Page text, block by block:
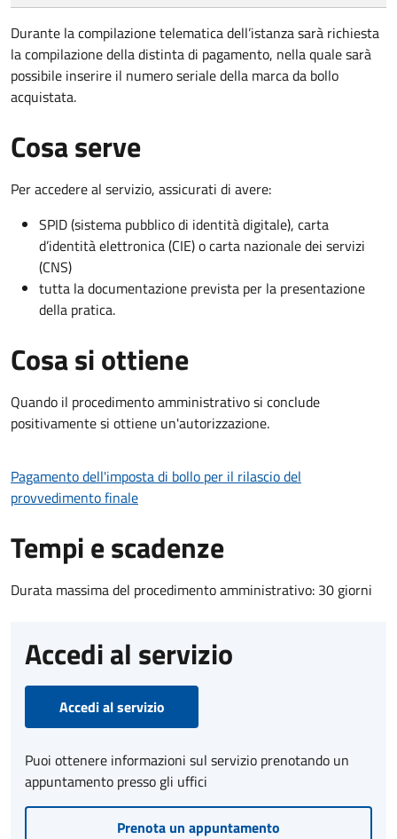
Durante la compilazione telematica dell’istanza sarà richiesta
la compilazione della distinta di pagamento, nella quale sarà
possibile inserire il numero seriale della marca da bollo
acquistata.
Cosa serve
Per accedere al servizio, assicurati di avere:
SPID (sistema pubblico di identità digitale), carta
d’identità elettronica (CIE) o carta nazionale dei servizi
(CNS)
tutta la documentazione prevista per la presentazione
della pratica.
Cosa si ottiene
Quando il procedimento amministrativo si conclude
positivamente si ottiene un'autorizzazione.
Pagamento dell'imposta di bollo per il rilascio del
provvedimento finale
Tempi e scadenze
Durata massima del procedimento amministrativo: 30 giorni
Accedi al servizio
Accedi al servizio
Puoi ottenere informazioni sul servizio prenotando un
appuntamento presso gli uffici
Prenota un appuntamento